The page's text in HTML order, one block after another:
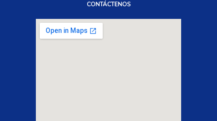
CONTÁCTENOS